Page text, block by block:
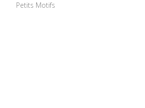
Petits Motifs